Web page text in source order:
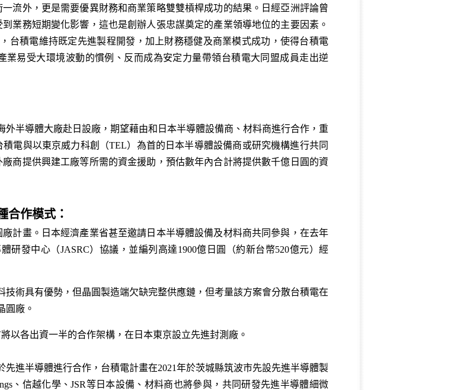
流外，更是需要優異財務和商業策略雙雙槓桿成功的結果。日經亞洲評論曾
業務短期變化影響，這也是創辦人張忠謀奠定的產業領導地位的主要因素。
台積電維持既定先進製程開發，加上財務穩健及商業模式成功，使得台積電
業易受大環境波動的慣例、反而成為安定力量帶領台積電大同盟成員走出逆
半導體大廠赴日設廠，期望藉由和日本半導體設備商、材料商進行合作，重
電與以東京威力科創（TEL）為首的日本半導體設備商或研究機構進行共同
商提供興建工廠等所需的資金援助，預估數年內合計將提供數千億日圓的資
合作模式：
計畫。日本經濟產業省甚至邀請日本半導體設備及材料商共同參與，在去年
研發中心（JASRC）協議，並編列高達1900億日圓（約新台幣520億元）經
術具有優勢，但晶圓製造端欠缺完整供應鏈，但考量該方案會分散台積電在
圓廠。
以各出資一半的合作架構，在日本東京設立先進封測廠。
先進半導體進行合作，台積電計畫在2021年於茨城縣筑波市先設先進半導體製
、信越化學、JSR等日本設備、材料商也將參與，共同研發先進半導體細微